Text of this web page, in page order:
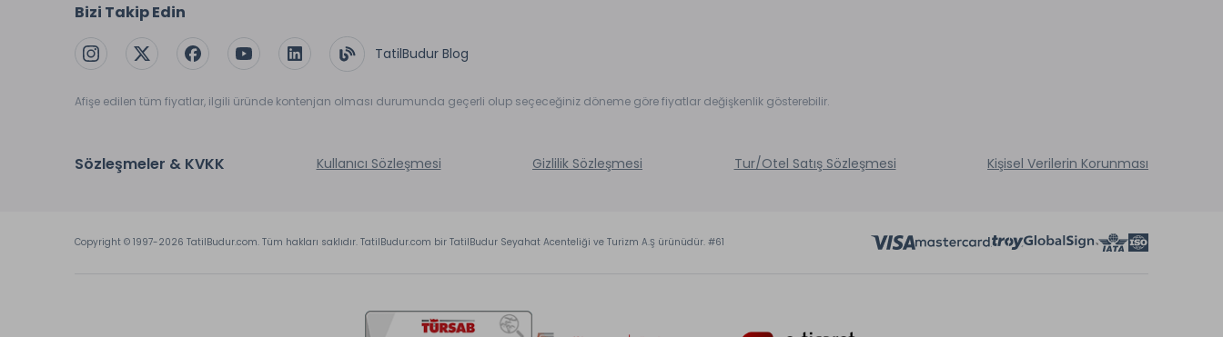
Bizi Takip Edin
TatilBudur Blog
Afişe edilen tüm fiyatlar, ilgili üründe kontenjan olması durumunda geçerli olup seçeceğiniz döneme göre fiyatlar değişkenlik gösterebilir.
Sözleşmeler & KVKK Kullanıcı Sözleşmesi Gizlilik Sözleşmesi Tur/Otel Satış Sözleşmesi Kişisel Verilerin Korunması
Copyright © 1997-2026 TatilBudur.com. Tüm hakları saklıdır. TatilBudur.com bir TatilBudur Seyahat Acenteliği ve Turizm A.Ş ürünüdür. #61